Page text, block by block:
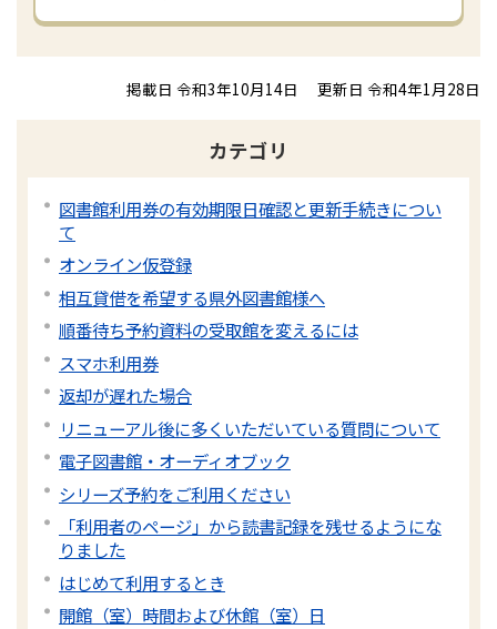
掲載日 令和3年10月14日 更新日 令和4年1月28日
カテゴリ
図書館利用券の有効期限日確認と更新手続きについ
て
オンライン仮登録
相互貸借を希望する県外図書館様へ
順番待ち予約資料の受取館を変えるには
スマホ利用券
返却が遅れた場合
リニューアル後に多くいただいている質問について
電子図書館・オーディオブック
シリーズ予約をご利用ください
「利用者のページ」から読書記録を残せるようにな
りました
はじめて利用するとき
開館（室）時間および休館（室）日